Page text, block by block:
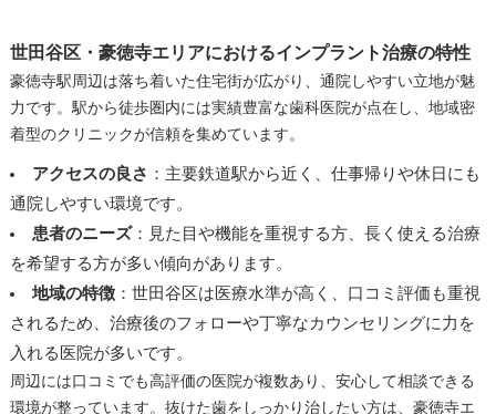
世田谷区・豪徳寺エリアにおけるインプラント治療の特性
豪徳寺駅周辺は落ち着いた住宅街が広がり、通院しやすい立地が魅
力です。駅から徒歩圏内には実績豊富な歯科医院が点在し、地域密
着型のクリニックが信頼を集めています。
アクセスの良さ ：主要鉄道駅から近く、仕事帰りや休日にも
通院しやすい環境です。
患者のニーズ：見た目や機能を重視する方、長く使える治療
を希望する方が多い傾向があります。
地域の特徴：世田谷区は医療水準が高く、口コミ評価も重視
されるため、治療後のフォローや丁寧なカウンセリングに力を
入れる医院が多いです。
周辺には口コミでも高評価の医院が複数あり、安心して相談できる
環境が整っています。抜けた歯をしっかり治したい方は、豪徳寺エ